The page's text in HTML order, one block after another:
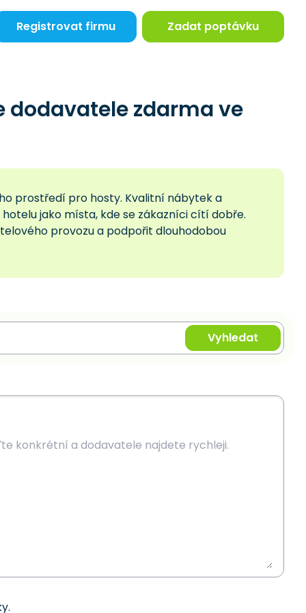
Registrovat firmu Zadat poptávku
dodavatele zdarma ve
prostředí pro hosty. Kvalitní nábytek a
jako místa, kde se zákazníci cítí dobře.
provozu a podpořit dlouhodobou
Vyhledat